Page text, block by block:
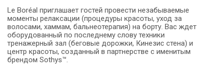
Le Boréal приглашает гостей провести незабываемые
моменты релаксации (процедуры красоты, уход за
волосами, хаммам, бальнеотерапия) на борту. Вас ждет
оборудованный по последнему слову техники
тренажерный зал (беговые дорожки, Кинезис стена) и
центр красоты, созданный в партнерстве с именитым
брендом Sothys™.